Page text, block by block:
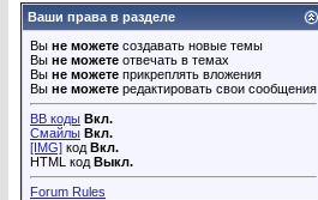
Ваши права в разделе
Вы не можете создавать новые темы
Вы не можете отвечать в темах
Вы не можете прикреплять вложения
Вы не можете редактировать свои сообщения
BB коды Вкл.
Смайлы Вкл.
[IMG] код Вкл.
HTML код Выкл.
Forum Rules